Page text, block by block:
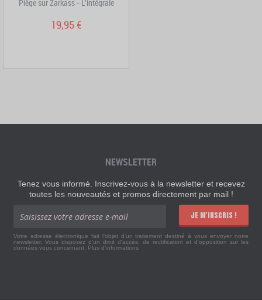
Piège sur Zarkass - L'intégrale
19,95 €
NEWSLETTER
Tenez vous informé. Inscrivez-vous à la newsletter et recevez
toutes les nouveautés et promos directement par mail !
JE M'INSCRIS !
Votre adresse électronique fait l'objet d'un traitement destiné à vous envoyer notre
newsletter. Vous disposez d'un droit d'accès, de rectification et d'opposition sur les
données vous concernant. Plus d'informations